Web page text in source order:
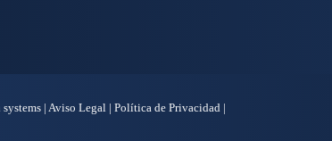
| Aviso Legal | Política de Privacidad |